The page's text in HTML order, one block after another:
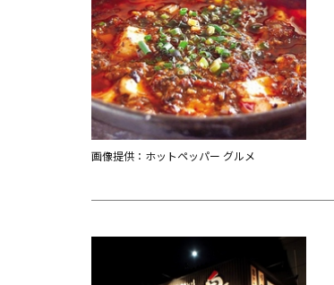
画像提供：ホットペッパー グルメ